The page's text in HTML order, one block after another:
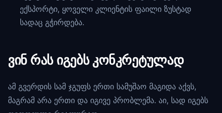
ექსპორტი, ყოველი კლიენტის ფაილი ზუსტად
სადაც გჭირდება.
ვინ რას იგებს კონკრეტულად
ამ გვერდის სამ ჯგუფს ერთი სამუშაო მაგიდა აქვს,
მაგრამ არა ერთი და იგივე პრობლემა. აი, სად იგებს